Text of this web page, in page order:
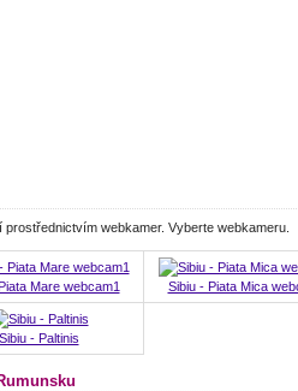
webkamer. Vyberte webkameru.
Mare webcam1 Sibiu - Piata Mica
Sibiu - Paltinis